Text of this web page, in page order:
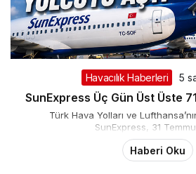
Havacılık Haberleri 5
SunExpress Üç Gün Üst Üste
Türk Hava Yolları ve
SunExpress, 31
Haberi Oku